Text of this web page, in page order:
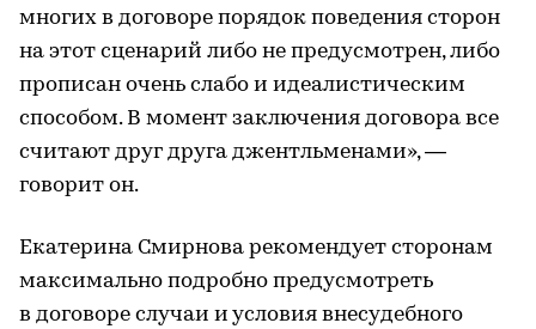
многих в договоре порядок поведения сторон
на этот сценарий либо не предусмотрен, либо
прописан очень слабо и идеалистическим
способом. В момент заключения договора все
считают друг друга джентльменами», —
говорит он.
Екатерина Смирнова рекомендует сторонам
максимально подробно предусмотреть
в договоре случаи и условия внесудебного